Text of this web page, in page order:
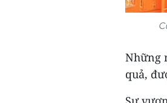
Những
quả,